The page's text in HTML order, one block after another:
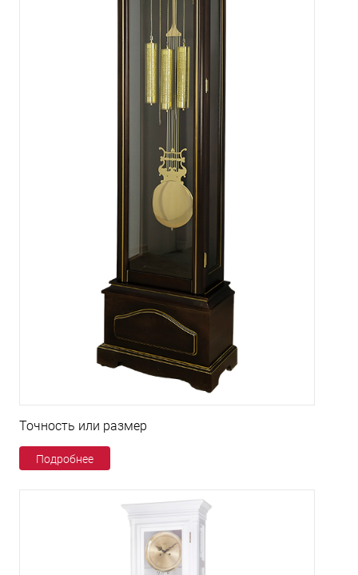
Точность или размер
Подробнее